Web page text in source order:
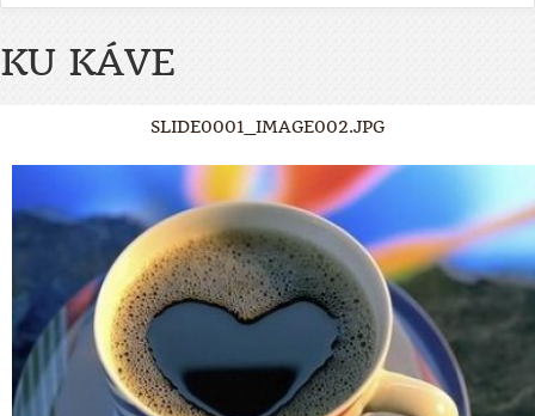
KU KÁVE
SLIDE0001_IMAGE002.JPG